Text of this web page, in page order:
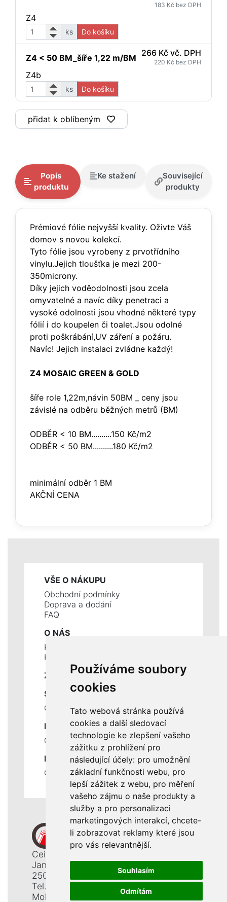
Používáme soubory
cookies
Tato webová stránka používá
cookies a další sledovací
technologie ke zlepšení vašeho
zážitku z prohlížení pro
následující účely: pro umožnění
základní funkčnosti webu, pro
lepší zážitek z webu, pro měření
vašeho zájmu o naše produkty a
služby a pro personalizaci
marketingových interakcí, chcete-
li zobrazovat reklamy které jsou
pro vás relevantnější.
Souhlasím
Odmítám
183 Kč bez DPH
Z4
ks Do košíku
Z4 < 50 BM_šíře 1,22 m/BM 266 Kč vč. DPH
220 Kč bez DPH
Z4b
ks Do košíku
přidat k oblíbeným
Popis
produktu
Ke stažení
Související
produkty
Prémiové fólie nejvyšší kvality. Oživte Váš
domov s novou kolekcí.
Tyto fólie jsou vyrobeny z prvotřídního
vinylu.Jejich tloušťka je mezi 200-
350microny.
Díky jejich voděodolnosti jsou zcela
omyvatelné a navíc díky penetraci a
vysoké odolnosti jsou vhodné některé typy
fólií i do koupelen či toalet.Jsou odolné
proti poškrábání,UV záření a požáru.
Navíc! Jejich instalaci zvládne každý!
Z4 MOSAIC GREEN & GOLD
šíře role 1,22m,návin 50BM _ ceny jsou
závislé na odběru běžných metrů (BM)
ODBĚR < 10 BM..........150 Kč/m2
ODBĚR < 50 BM..........180 Kč/m2
minimální odběr 1 BM
AKČNÍ CENA
VŠE O NÁKUPU
Obchodní podmínky
Doprava a dodání
FAQ
O NÁS
Kontakty
Historie a současnost
ZÁKLADNÍ ÚDAJE
SLUŽBY
Ceník servisních prací
DŮLEŽITÉ INFORMACE
Ochrana osobních údajů
RYCHLÉ ODKAZY
Odstoupení od smlouvy
Ceiba, s. r. o.
Jana Opletala 1265
250 01 Brandýs n. L. - St. Boleslav
Tel.: +420 326 911 044
Mobil: +420 777 345 008